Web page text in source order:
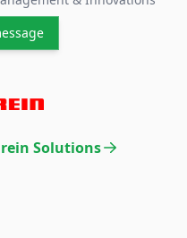
Solutions